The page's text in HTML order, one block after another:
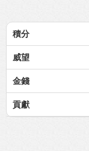
積分
威望
金錢
貢獻